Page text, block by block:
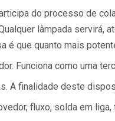
do processo de
lâmpada servirá,
é que quanto mais
Funciona como uma
A finalidade deste
fluxo, solda em